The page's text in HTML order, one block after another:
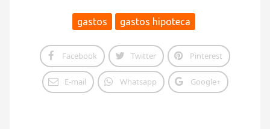
gastos gastos hipoteca
Facebook Twitter Pinterest
E-mail Whatsapp Google+